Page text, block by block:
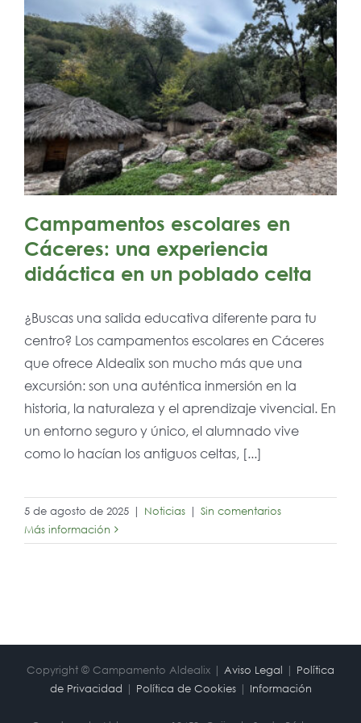
Campamentos escolares en
Cáceres: una experiencia
didáctica en un poblado celta
¿Buscas una salida educativa diferente para tu
centro? Los campamentos escolares en Cáceres
que ofrece Aldealix son mucho más que una
excursión: son una auténtica inmersión en la
historia, la naturaleza y el aprendizaje vivencial. En
un entorno seguro y único, el alumnado vive
como lo hacían los antiguos celtas, [...]
5 de agosto de 2025 | Noticias | Sin comentarios
Más información
Copyright © Campamento Aldealix | Aviso Legal | Política
de Privacidad | Política de Cookies| Información